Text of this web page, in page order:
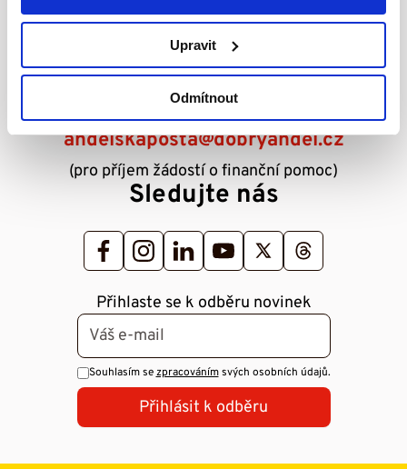
Upravit
Odmítnout
(pracovní dny od 8:00 do 15:00)
Napište nám
dobryandel@dobryandel.cz
andelskaposta@dobryandel.cz
(pro příjem žádostí o finanční pomoc)
Sledujte nás
Přihlaste se k odběru novinek
Souhlasím sezpracovánímsvých osobních údajů.
Přihlásit k odběru